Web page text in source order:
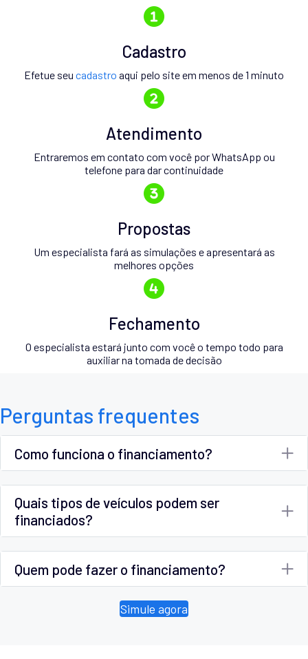
Cadastro
Efetue seu cadastro aqui pelo site em menos de 1 minuto
Atendimento
Entraremos em contato com você por WhatsApp ou
telefone para dar continuidade
Propostas
Um especialista fará as simulações e apresentará as
melhores opções
Fechamento
O especialista estará junto com você o tempo todo para
auxiliar na tomada de decisão
Perguntas frequentes
Como funciona o financiamento?
Quais tipos de veículos podem ser
financiados?
Quem pode fazer o financiamento?
Simule agora